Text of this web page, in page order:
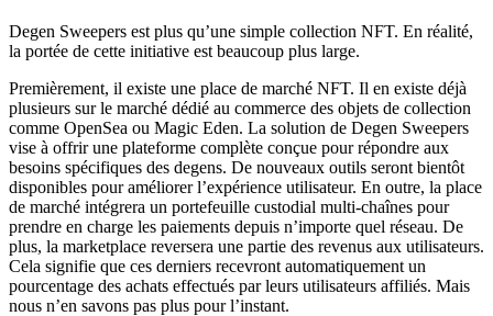
Degen Sweepers est plus qu’une simple collection NFT. En réalité,
la portée de cette initiative est beaucoup plus large.
Premièrement, il existe une place de marché NFT. Il en existe déjà
plusieurs sur le marché dédié au commerce des objets de collection
comme OpenSea ou Magic Eden. La solution de Degen Sweepers
vise à offrir une plateforme complète conçue pour répondre aux
besoins spécifiques des degens. De nouveaux outils seront bientôt
disponibles pour améliorer l’expérience utilisateur. En outre, la place
de marché intégrera un portefeuille custodial multi-chaînes pour
prendre en charge les paiements depuis n’importe quel réseau. De
plus, la marketplace reversera une partie des revenus aux utilisateurs.
Cela signifie que ces derniers recevront automatiquement un
pourcentage des achats effectués par leurs utilisateurs affiliés. Mais
nous n’en savons pas plus pour l’instant.